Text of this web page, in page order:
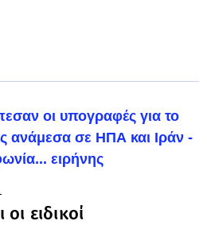
οι υπογραφές για το
ανάμεσα σε ΗΠΑ και Ιράν -
ειρήνης
ειδικοί